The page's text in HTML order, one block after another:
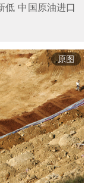
低 中国原油进口
原图